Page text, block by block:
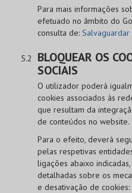
Para mais informações
efetuado no âmbito do
consulta de:
BLOQUEAR OS
SOCIAIS
O utilizador poderá
cookies associados às
que resultam da
de conteúdos no website.
Para o efeito, deverá
pelas respetivas
ligações abaixo
detalhadas sobre os
e desativação de cookies: